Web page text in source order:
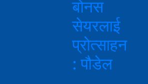
बोनस
सेयरलाई
प्रोत्साहन
: पौडेल